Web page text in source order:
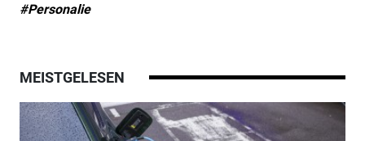
#Personalie
MEISTGELESEN